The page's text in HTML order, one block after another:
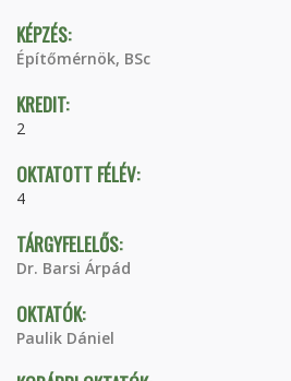
KÉPZÉS:
Építőmérnök, BSc
KREDIT:
2
OKTATOTT FÉLÉV:
4
TÁRGYFELELŐS:
Dr. Barsi Árpád
OKTATÓK:
Paulik Dániel